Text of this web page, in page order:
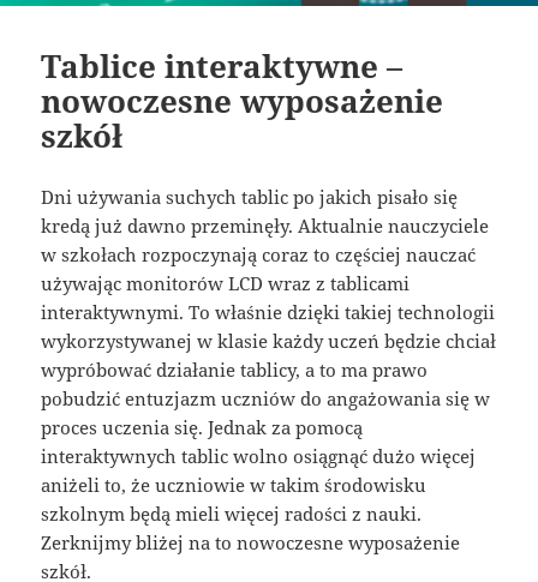
Tablice interaktywne –
nowoczesne wyposażenie
szkół
Dni używania suchych tablic po jakich pisało się
kredą już dawno przeminęły. Aktualnie nauczyciele
w szkołach rozpoczynają coraz to częściej nauczać
używając monitorów LCD wraz z tablicami
interaktywnymi. To właśnie dzięki takiej technologii
wykorzystywanej w klasie każdy uczeń będzie chciał
wypróbować działanie tablicy, a to ma prawo
pobudzić entuzjazm uczniów do angażowania się w
proces uczenia się. Jednak za pomocą
interaktywnych tablic wolno osiągnąć dużo więcej
aniżeli to, że uczniowie w takim środowisku
szkolnym będą mieli więcej radości z nauki.
Zerknijmy bliżej na to nowoczesne wyposażenie
szkół.